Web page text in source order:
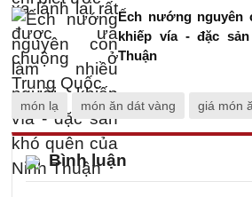
Ếch nướng nguyên
khiếp vía - đặc
Thuận
món lạ món ăn dát vàng giá món
Bình luận